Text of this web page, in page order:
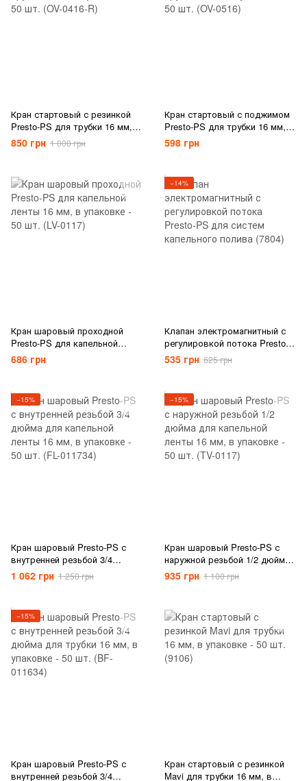
Кран стартовый с резинкой
Presto-PS для трубки 16 мм, в
упаковке - 50 шт. (OV-0416-R)
850 грн 1 000 грн
Кран стартовый с поджимом
Presto-PS для трубки 16 мм, в
упаковке - 50 шт. (OV-0516)
598 грн
Кран шаровый проходной
Presto-PS для капельной
ленты 16 мм, в упаковке - 50
шт. (LV-0117)
686 грн
−14%
Клапан электромагнитный с
регулировкой потока Presto-
PS для систем капельного
полива (7804)
535 грн 625 грн
−15%
Кран шаровый Presto-PS с
внутренней резьбой 3/4
дюйма для капельной ленты
16 мм, в упаковке - 50 шт. (FL-
1 062 грн 1 250 грн
−15%
Кран шаровый Presto-PS с
наружной резьбой 1/2 дюйма
для капельной ленты 16 мм, в
упаковке - 50 шт. (TV-0117)
935 грн 1 100 грн
−15%
Кран шаровый Presto-PS с
внутренней резьбой 3/4
Кран стартовый с резинкой
Mavi для трубки 16 мм, в